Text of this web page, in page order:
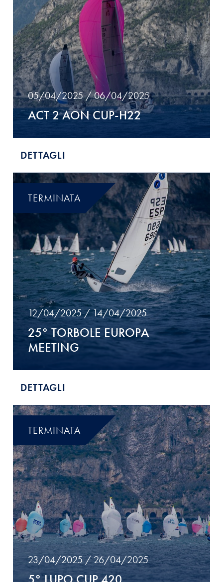
05/04/2025 / 06/04/2025
ACT 2 AON CUP-H22
DETTAGLI
TERMINATA
12/04/2025 / 14/04/2025
25° TORBOLE EUROPA
MEETING
DETTAGLI
TERMINATA
23/04/2025 / 26/04/2025